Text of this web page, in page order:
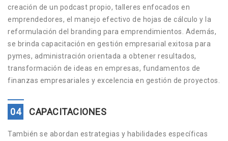
creación de un podcast propio, talleres enfocados en
emprendedores, el manejo efectivo de hojas de cálculo y la
reformulación del branding para emprendimientos. Además,
se brinda capacitación en gestión empresarial exitosa para
pymes, administración orientada a obtener resultados,
transformación de ideas en empresas, fundamentos de
finanzas empresariales y excelencia en gestión de proyectos.
04 CAPACITACIONES
También se abordan estrategias y habilidades específicas